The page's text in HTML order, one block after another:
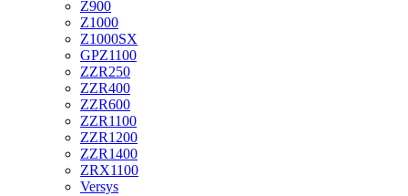
Z900
Z1000
Z1000SX
GPZ1100
ZZR250
ZZR400
ZZR600
ZZR1100
ZZR1200
ZZR1400
ZRX1100
Versys